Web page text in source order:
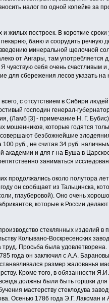
налог по одной копейке за
жилых построек. В короткие сроки
баню и соорудить речную
минеральной щелочной
от Ангары, там употреб­ляется
чувствую себя очень счастливым
для сбережения лесов указать
с отсутствием в Сибири
господин генерал-
(Ламб [3] - примечание Н. Г. Бубис)
мошенников, которые годятся
безбожнейшие
руб., не считая 34 руб.
академии и для г-на Буша в
заниматься
продолжались около полутора
он сообщает из Тальцинска,
глауберовой). Оно очень
которые в России
стеклянных изделий
Колывано-Воскресенских
Просьба была
года он заключил с А.А.
размер жалованья
Кроме того, в обязанно­сти
должны были быть горшки для
мастерству стеклодува
Осенью 1786 года Э.Г. Лаксман